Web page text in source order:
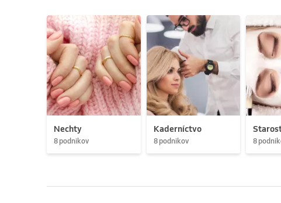
Nechty
8 podnikov
Kaderníctvo
8 podnikov 8